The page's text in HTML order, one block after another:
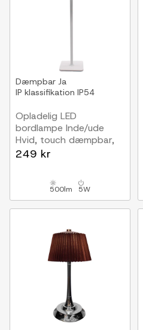
Dæmpbar Ja
IP klassifikation IP54
Opladelig LED
bordlampe Inde/ude
Hvid, touch dæmpbar,
CCT, IP54 udendørs
249 kr
500lm 5W